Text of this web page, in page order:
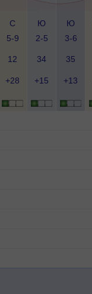
С
5-9
Ю
2-5
Ю
3-6
12 34 35
+28 +15 +13